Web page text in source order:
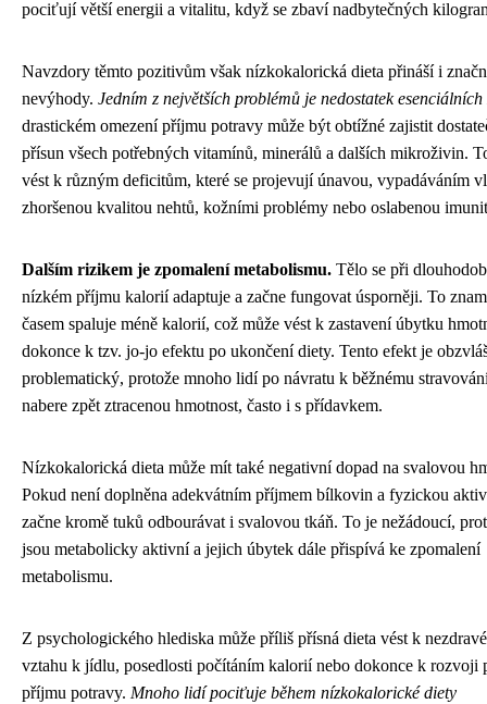
pociťují větší energii a vitalitu, když se zbaví nadbytečných
Navzdory těmto pozitivům však nízkokalorická dieta přináší i
nevýhody. Jedním z největších problémů je nedostatek
drastickém omezení příjmu potravy může být obtížné zajistit
přísun všech potřebných vitamínů, minerálů a dalších mikroživin.
vést k různým deficitům, které se projevují únavou, vypadáváním
zhoršenou kvalitou nehtů, kožními problémy nebo oslabenou
Dalším rizikem je zpomalení metabolismu. Tělo se při
nízkém příjmu kalorií adaptuje a začne fungovat úsporněji. To
časem spaluje méně kalorií, což může vést k zastavení úbytku
dokonce k tzv. jo-jo efektu po ukončení diety. Tento efekt je
problematický, protože mnoho lidí po návratu k běžnému
nabere zpět ztracenou hmotnost, často i s přídavkem.
Nízkokalorická dieta může mít také negativní dopad na svalovou
Pokud není doplněna adekvátním příjmem bílkovin a fyzickou
začne kromě tuků odbourávat i svalovou tkáň. To je nežádoucí,
jsou metabolicky aktivní a jejich úbytek dále přispívá ke zpomalení
metabolismu.
Z psychologického hlediska může příliš přísná dieta vést k
vztahu k jídlu, posedlosti počítáním kalorií nebo dokonce k rozvoji
příjmu potravy. Mnoho lidí pociťuje během nízkokalorické diety